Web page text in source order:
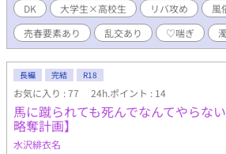
DK 大学生×高校生 リバ攻め
風
売春要素あり
乱交あり ♡喘ぎ
長編 完結 R18
お気に入り : 77 24h.ポイント : 14
馬に蹴られても死んでなんてやらな
略奪計画】
水沢緋衣名